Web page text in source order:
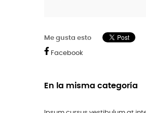
Me gusta esto
Facebook
En la misma categoría